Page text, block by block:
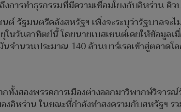
การทำธุรกรรมที่มีความเชื่อมโยงกับอิหร่าน คิว
รัฐมนตรีคลังสหรัฐฯ เพิ่งจะระบุว่ารัฐบาลจะ
วันอาทิตย์นี้ โดยนายเบสเซนต์เคยให้ข้อมูลเ
จำนวนประมาณ 140 ล้านบาร์เรลเข้าสู่ตลาด
ทั้งสองพรรคการเมืองต่างออกมาวิพากษ์วิจา
งอิหร่าน ในขณะที่กำลังทำสงครามกับสหรัฐฯ